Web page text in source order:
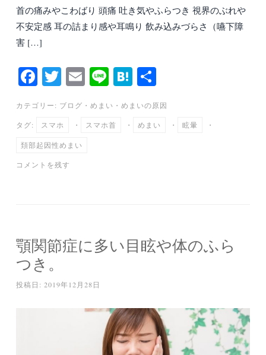
首の痛みやこわばり 頭痛 吐き気やふらつき 視界のぶれや
不安定感 耳の詰まり感や耳鳴り 飲み込みづらさ（嚥下障
害 […]
Fa
bo
ok
T
tte
r
E
ail
Li H
en
a
カテゴリー: ブログ ・ めまい ・ めまいの原因
タグ: スマホ ・ スマホ首 ・ めまい ・ 眩暈 ・
頚部起因性めまい
コメントを残す
顎関節症に多い目眩や体のふら
つき。
投稿日: 2019年12月28日